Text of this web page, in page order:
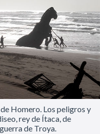
Homero. Los peligros y
rey de Ítaca, de
de Troya.